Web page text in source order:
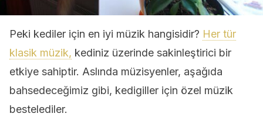
Peki kediler için en iyi müzik hangisidir? Her tür
klasik müzik, kediniz üzerinde sakinleştirici bir
etkiye sahiptir. Aslında müzisyenler, aşağıda
bahsedeceğimiz gibi, kedigiller için özel müzik
bestelediler.